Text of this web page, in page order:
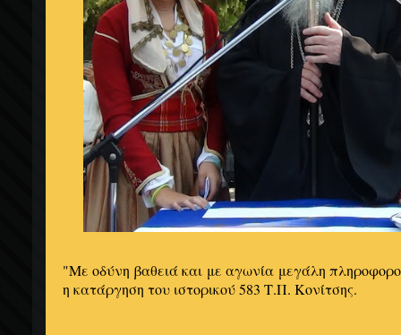
"Με οδύνη βαθειά και με αγωνία μεγάλη
η κατάργηση του ιστορικού 583 Τ.Π. Κονίτσης.